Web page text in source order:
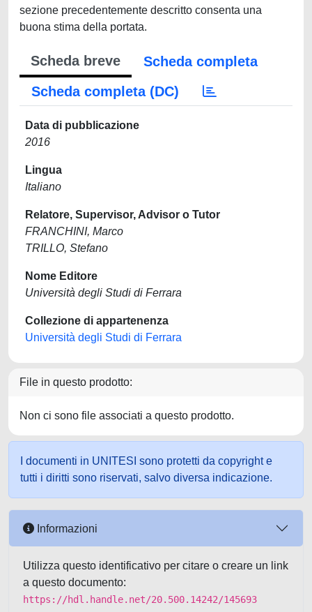
sezione precedentemente descritto consenta una
buona stima della portata.
Scheda breve
Scheda completa
Scheda completa (DC)
Data di pubblicazione
2016
Lingua
Italiano
Relatore, Supervisor, Advisor o Tutor
FRANCHINI, Marco
TRILLO, Stefano
Nome Editore
Università degli Studi di Ferrara
Collezione di appartenenza
Università degli Studi di Ferrara
File in questo prodotto:
Non ci sono file associati a questo prodotto.
I documenti in UNITESI sono protetti da copyright e
tutti i diritti sono riservati, salvo diversa indicazione.
Informazioni
Utilizza questo identificativo per citare o creare un link
a questo documento:
https://hdl.handle.net/20.500.14242/145693